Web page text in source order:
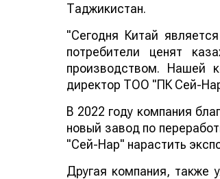
Таджикистан.
"Сегодня Китай
потребители ценят
производством. Нашей
директор ТОО "ПК Сей-
В 2022 году компания
новый завод по
"Сей-Нар" нарастить
Другая компания,